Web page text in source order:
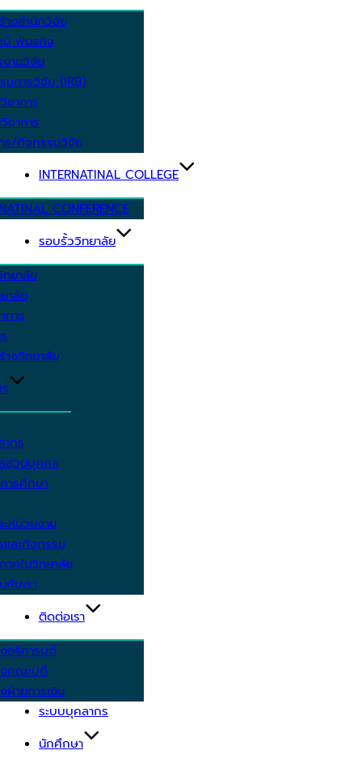
างสำนักวิจัย
น์ พันธกิจ
งานวิจัย
มการวิจัย (IRB)
ชาการ
ชาการ
ร/กิจกรรมวิจัย
INTERNATINAL COLLEGE
CONFERENCE
รอบรั้ววิทยาลัย
ทยาลัย
าลัย
การ
างวิทยาลัย
กร
ส่วนบุคคล
ารศึกษา
หน่วยงาน
และกิจกรรม
าศในวิทยาลัย
กับเรา
ติดต่อเรา
อธิการบดี
คณะบดี
ฝ่ายการเงิน
ระบบบุคลากร
นักศึกษา